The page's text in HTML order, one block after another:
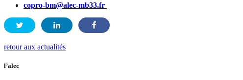
copro-bm@alec-mb33.fr
retour aux actualités
l’alec